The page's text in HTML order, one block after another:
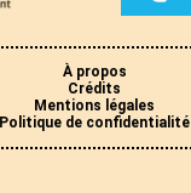
À propos
Crédits
Mentions légales
Politique de confidentialité